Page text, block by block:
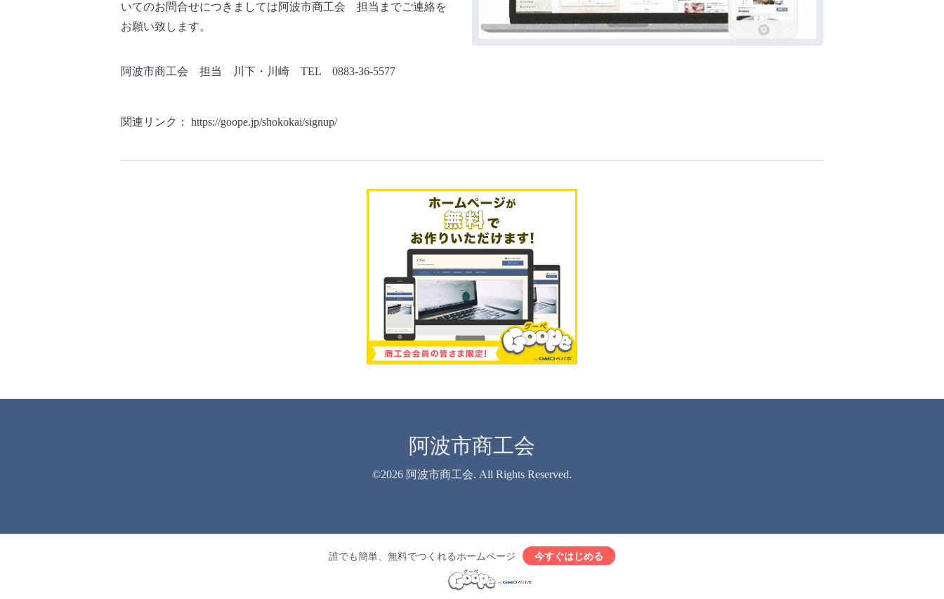
いてのお問合せにつきましては阿波市商工会 担当までご連絡を
お願い致します。
阿波市商工会 担当 川下・川崎 TEL 0883-36-5577
関連リンク： https://goope.jp/shokokai/signup/
阿波市商工会
©2026 阿波市商工会. All Rights Reserved.
誰でも簡単、無料でつくれるホームページ 今すぐはじめる